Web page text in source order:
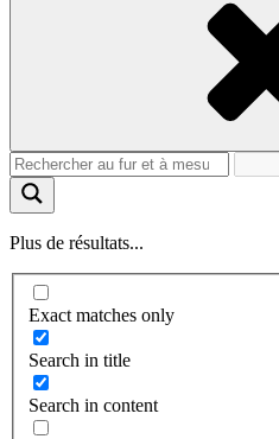
Plus de résultats...
Exact matches only
Search in title
Search in content